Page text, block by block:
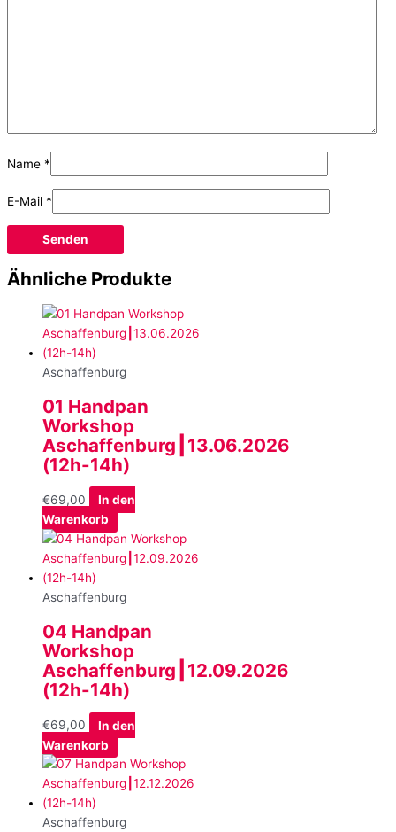
Name *
E-Mail *
Ähnliche Produkte
Aschaffenburg
01 Handpan
Workshop
Aschaffenburg┃13.06.2026
(12h-14h)
€69,00
In den
Warenkorb
Aschaffenburg
04 Handpan
Workshop
Aschaffenburg┃12.09.2026
(12h-14h)
€69,00
In den
Warenkorb
Aschaffenburg